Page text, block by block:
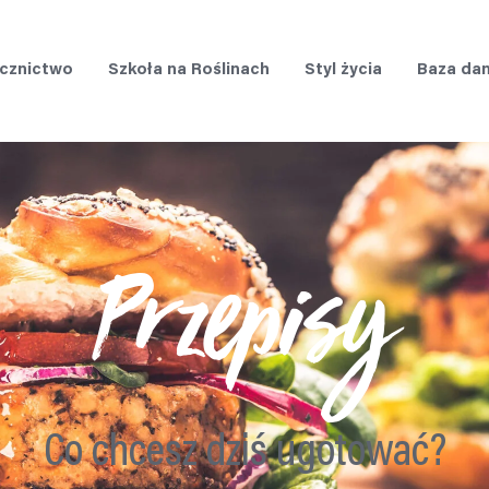
Szkoła na Roślinach Styl życia Baza
Przepisy
Co chcesz dziś ugotować?